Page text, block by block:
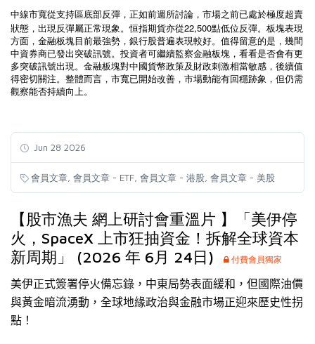
中線市寬從支持區底部反彈，正如前週所討論，市場之前已處於極度超賣
狀態，出現反彈屬正常現象。恒指期貨亦從22,500點低位反彈。板塊表現
方面，金融板塊目前最強勢，銀行股普遍表現較好。值得留意的是，幾間
中資券商已發出突破訊號。投資者可繼續監察金融板塊，看看是否會有更
多突破訊號出現。金融板塊對中國貨幣政策及財政刺激相當敏感，後續值
得密切關注。整體而言，市寬已開始改善，市場動能有回穩跡象，但仍需
觀察能否持續向上。
Jun 28 2026
會員文章 會員文章 - ETF 會員文章 - 港股 會員文章 - 美股
【股市漁夫 網上研討會重溫片 】「美伊停
火，SpaceX 上市狂抽資金！拆解全球資本
新周期」 (2026 年 6月 24日)
付費會員獨家
美伊正式簽署停火備忘錄，中東局勢表面緩和，但國際油價
與黃金暗流湧動，全球地緣政治與金融市場正迎來歷史性拐
點！